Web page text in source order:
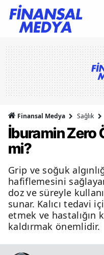
Finansal Medya Sağlık
İburamin Zero
mi?
Grip ve soğuk
hafiflemesini
doz ve süreyle
sunar. Kalıcı tedavi
etmek ve hastalığın
kaldırmak önemlidir.